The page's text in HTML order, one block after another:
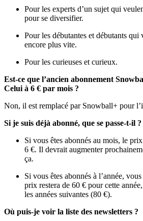
Pour les experts d’un sujet qui
pour se diversifier.
Pour les débutantes et débutants qui
encore plus vite.
Pour les curieuses et curieux.
Est-ce que l’ancien abonnement
Celui à 6 € par mois ?
Non, il est remplacé par Snowball+ pour
Si je suis déjà abonné, que se passe-t-il ?
Si vous êtes abonnés au mois, le
6 €. Il devrait augmenter
ça.
Si vous êtes abonnés à l’année,
prix restera de 60 € pour cette
les années suivantes (80 €).
Où puis-je voir la liste des newsletters ?